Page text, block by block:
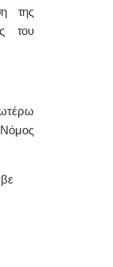
της
του